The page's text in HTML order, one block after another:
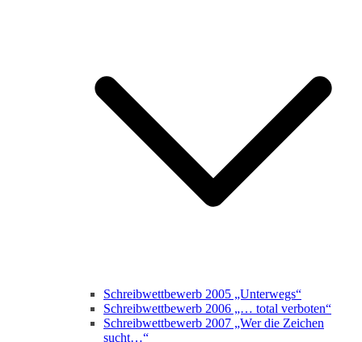
Schreibwettbewerb 2005 „Unterwegs“
Schreibwettbewerb 2006 „… total verboten“
Schreibwettbewerb 2007 „Wer die Zeichen
sucht…“